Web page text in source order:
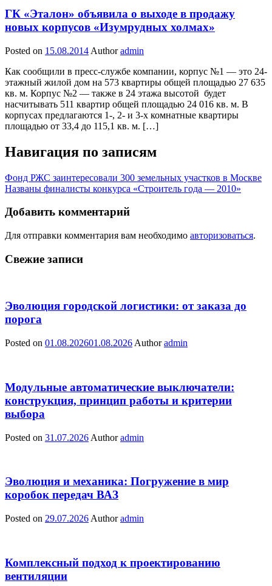
ГК «Эталон» объявила о выходе в продажу
новых корпусов «Изумрудных холмах»
Posted on 15.08.2014 Author admin
Как сообщили в пресс-службе компании, корпус №1 — это 24-
этажный жилой дом на 573 квартиры общей площадью 27 635
кв. м. Корпус №2 — также в 24 этажа высотой будет
насчитывать 511 квартир общей площадью 24 016 кв. м. В
корпусах предлагаются 1-, 2- и 3-х комнатные квартиры
площадью от 33,4 до 115,1 кв. м. […]
Навигация по записям
Фонд РЖС заинтересовали 300 земельных участков в Москве
Названы финалисты конкурса «Строитель года — 2010»
Добавить комментарий
Для отправки комментария вам необходимо авторизоваться.
Свежие записи
Эволюция городской логистики: от заказа до
порога
Posted on 01.08.202601.08.2026 Author admin
Модульные автоматические выключатели:
конструкция, принцип работы и критерии
выбора
Posted on 31.07.2026 Author admin
Эволюция и механика: Погружение в мир
коробок передач ВАЗ
Posted on 29.07.2026 Author admin
Комплексный подход к проектированию
вентиляции